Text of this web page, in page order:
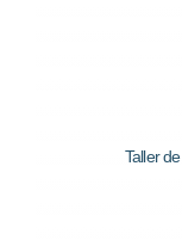
Taller